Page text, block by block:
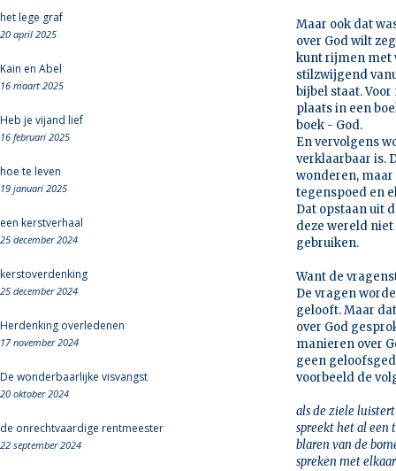
het lege graf
20 april 2025
Kain en Abel
16 maart 2025
Heb je vijand lief
16 februari 2025
hoe te leven
19 januari 2025
een kerstverhaal
25 december 2024
kerstoverdenking
25 december 2024
Herdenking overledenen
17 november 2024
De wonderbaarlijke visvangst
20 oktober 2024
de onrechtvaardige rentmeester
22 september 2024
Maar ook dat
over God wilt
kunt rijmen met
stilzwijgend
bijbel staat.
plaats in een
boek - God.
En vervolgens
verklaarbaar is.
wonderen, maar
tegenspoed en
Dat opstaan uit
deze wereld
gebruiken.
Want de
De vragen
gelooft. Maar
over God
manieren over
geen
voorbeeld de
als de ziele luistert
spreekt het al een
blaren van de
spreken met